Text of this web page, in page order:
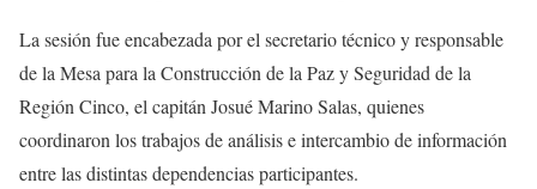
La sesión fue encabezada por el secretario técnico y responsable
de la Mesa para la Construcción de la Paz y Seguridad de la
Región Cinco, el capitán Josué Marino Salas, quienes
coordinaron los trabajos de análisis e intercambio de información
entre las distintas dependencias participantes.